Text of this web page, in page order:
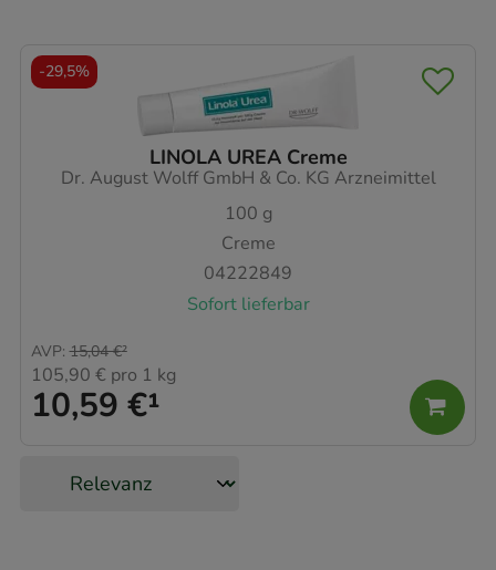
LINOLA UREA Creme
Dr. August Wolff GmbH & Co. KG Arzneimittel
100 g
Creme
04222849
Sofort lieferbar
10,59 €¹
AVP: 15,04 €²
105,90 € pro 1 kg
-29,5%